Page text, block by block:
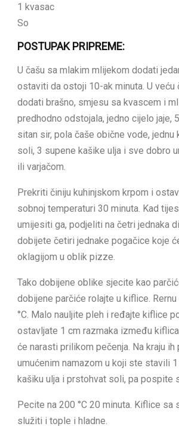
1 kvasac
So
POSTUPAK PRIPREME:
U čašu sa mlakim mlijekom dodati
ostaviti da ostoji 10-ak minuta. U veću
dodati brašno, smjesu sa kvascem i
predhodno odstojala, jedno cijelo jaje,
sitan sir, pola čaše obične vode, jednu
soli, 3 supene kašike ulja i sve dobro
ili varjačom.
Prekriti činiju kuhinjskom krpom i
sobnoj temperaturi 30 minuta. Kad
umijesiti ga, podjeliti na četri jednaka
dobijete četiri jednake pogačice koje
oklagijom u oblik pizze.
Tako dobijene oblike sjecite kao
dobijene parčiće rolajte u kiflice.
°C. Malo nauljite pleh i ređajte kiflice
ostavljate 1 cm razmaka između
će narasti prilikom pečenja. Na kraju
umućenim namazom u koji ste stavili 1
kašiku ulja i prstohvat soli, pa pospite
Pecite na 200 °C 20 minuta. Kiflice sa
služiti i tople i hladne.